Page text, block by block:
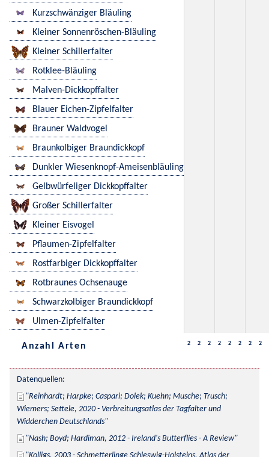
Kurzschwänziger Bläuling
Kleiner Sonnenröschen-Bläuling
Kleiner Schillerfalter
Rotklee-Bläuling
Malven-Dickkopffalter
Blauer Eichen-Zipfelfalter
Brauner Waldvogel
Braunkolbiger Braundickkopf
Dunkler Wiesenknopf-Ameisenbläuling
Gelbwürfeliger Dickkopffalter
Großer Schillerfalter
Kleiner Eisvogel
Pflaumen-Zipfelfalter
Rostfarbiger Dickkopffalter
Rotbraunes Ochsenauge
Schwarzkolbiger Braundickkopf
Ulmen-Zipfelfalter
Anzahl Arten 2 2 2 2 2 2 2 2
Datenquellen:
Reinhardt; Harpke; Caspari; Dolek; Kuehn; Musche; Trusch;
Wiemers; Settele, 2020 - Verbreitungsatlas der Tagfalter und
Widderchen Deutschlands
Nash; Boyd; Hardiman, 2012 - Ireland's Butterflies - A Review